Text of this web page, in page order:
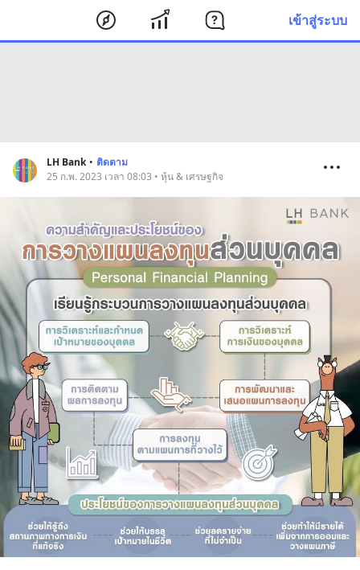
เข้าสู่ระบบ
LH Bank • ติดตาม
25 ก.พ. 2023 เวลา 08:03 • หุ้น & เศรษฐกิจ